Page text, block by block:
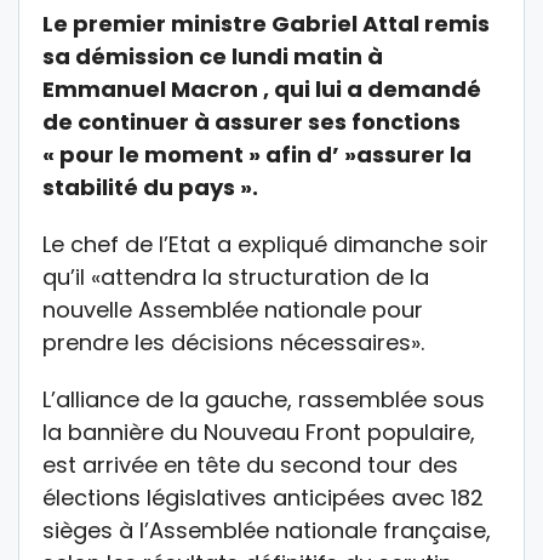
Le premier ministre Gabriel Attal remis
sa démission ce lundi matin à
Emmanuel Macron , qui lui a demandé
de continuer à assurer ses fonctions
« pour le moment » afin d’ »assurer la
stabilité du pays ».
Le chef de l’Etat a expliqué dimanche soir
qu’il «attendra la structuration de la
nouvelle Assemblée nationale pour
prendre les décisions nécessaires».
L’alliance de la gauche, rassemblée sous
la bannière du Nouveau Front populaire,
est arrivée en tête du second tour des
élections législatives anticipées avec 182
sièges à l’Assemblée nationale française,